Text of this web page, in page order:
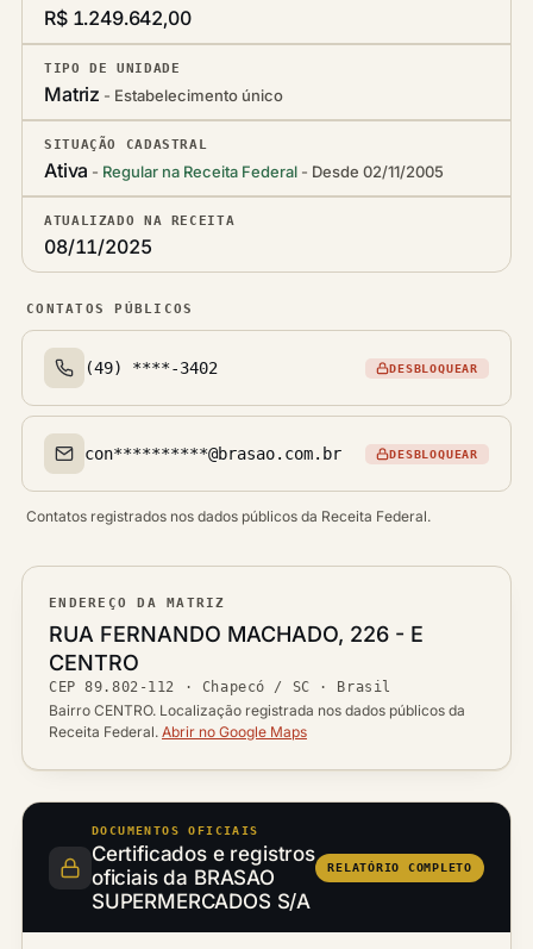
R$ 1.249.642,00
TIPO DE UNIDADE
Matriz Estabelecimento único
SITUAÇÃO CADASTRAL
Ativa Regular na Receita Federal Desde 02/11/2005
ATUALIZADO NA RECEITA
08/11/2025
CONTATOS PÚBLICOS
Telefone(s)
(49) ****-3402 DESBLOQUEAR
Email(s)
con**********@brasao.com.br DESBLOQUEAR
Contatos registrados nos dados públicos da Receita Federal.
ENDEREÇO DA MATRIZ
Logradouro
RUA FERNANDO MACHADO, 226 - E
Bairro
CENTRO
CEP
CEP89.802-112 ·
Cidade / UF
Chapecó / SC · Brasil
Bairro CENTRO. Localização registrada nos dados públicos da
Receita Federal. Abrir no Google Maps
DOCUMENTOS OFICIAIS
Certificados e registros
oficiais da BRASAO
SUPERMERCADOS S/A
RELATÓRIO COMPLETO